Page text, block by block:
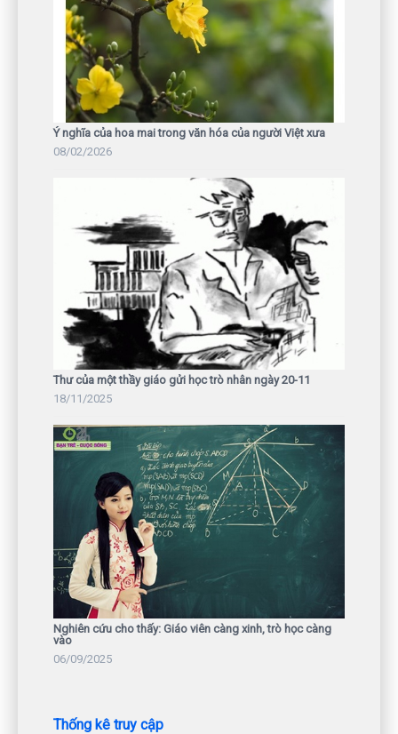
Ý nghĩa của hoa mai trong văn hóa của người Việt xưa
08/02/2026
Thư của một thầy giáo gửi học trò nhân ngày 20-11
18/11/2025
Nghiên cứu cho thấy: Giáo viên càng xinh, trò học càng
vào
06/09/2025
Thống kê truy cập